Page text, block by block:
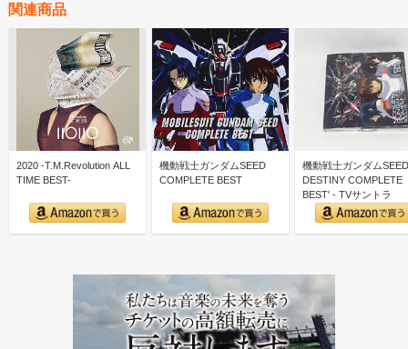
関連商品
2020 -T.M.Revolution ALL
TIME BEST-
機動戦士ガンダムSEED
COMPLETE BEST
機動戦士ガンダムSEED
DESTINY COMPLETE
BEST' - TVサントラ